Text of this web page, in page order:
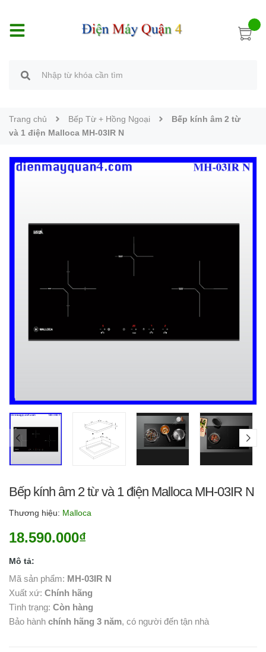
Trang chủ Bếp Từ + Hồng Ngoại
Bếp kính âm 2 từ
và 1 điện Malloca MH-03IR N
Bếp kính âm 2 từ và 1 điện Malloca MH-03IR N
Thương hiệu: Malloca
18.590.000₫
Mô tả:
Mã sản phẩm: MH-03IR N
Xuất xứ: Chính hãng
Tình trạng: Còn hàng
Bảo hành chính hãng 3 năm, có người đến tận nhà